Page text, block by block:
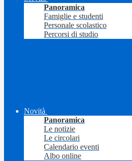
Panoramica
Famiglie e studenti
Personale scolastico
Percorsi di studio
Novità
Panoramica
Le notizie
Le circolari
Calendario eventi
Albo online